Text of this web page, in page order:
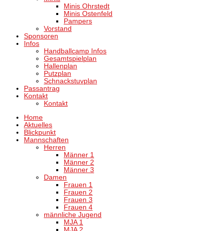
Minis Ohrstedt
Minis Ostenfeld
Pampers
Vorstand
Sponsoren
Infos
Handballcamp Infos
Gesamtspielplan
Hallenplan
Putzplan
Schnackstuvplan
Passantrag
Kontakt
Kontakt
Home
Aktuelles
Blickpunkt
Mannschaften
Herren
Männer 1
Männer 2
Männer 3
Damen
Frauen 1
Frauen 2
Frauen 3
Frauen 4
männliche Jugend
MJA 1